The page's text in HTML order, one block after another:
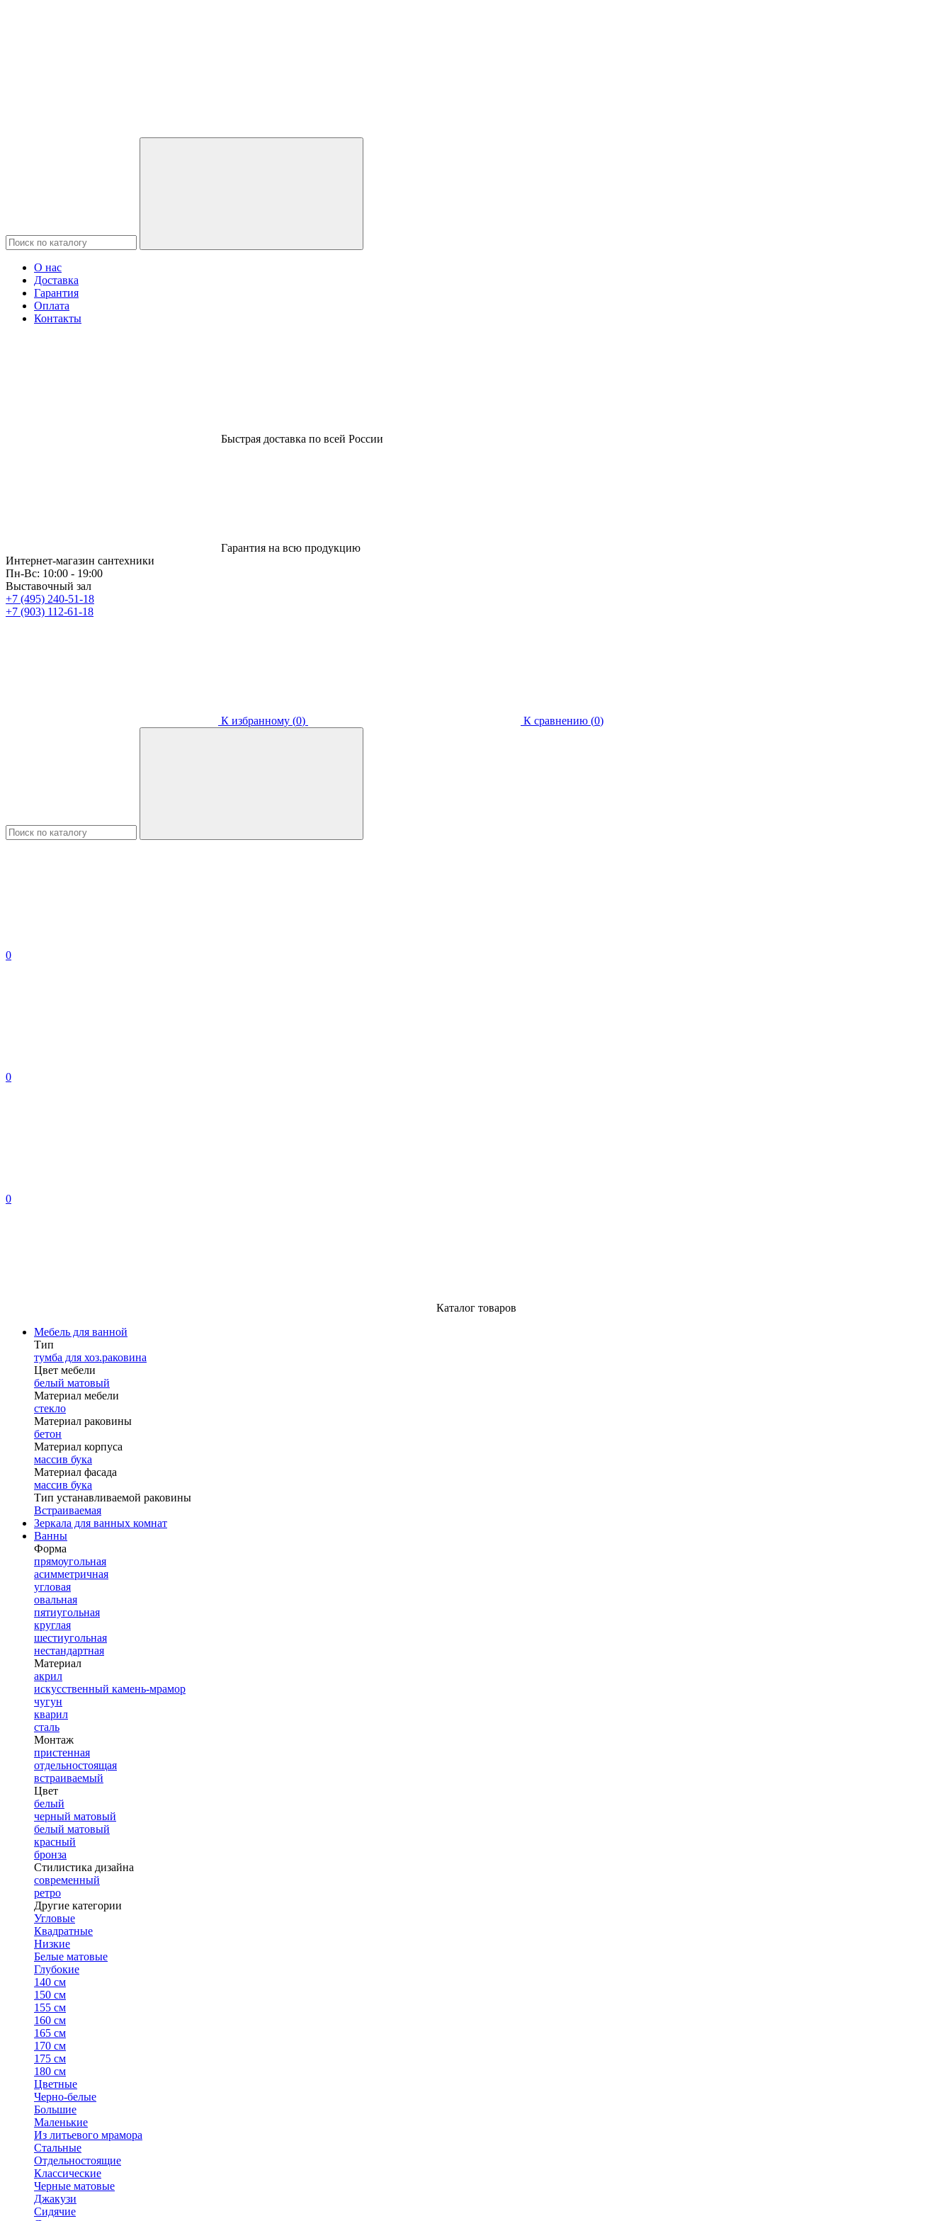
О нас
Доставка
Гарантия
Оплата
Контакты
Быстрая доставка по всей России
Гарантия на всю продукцию
Интернет-магазин сантехники
Пн-Вс: 10:00 - 19:00
Выставочный зал
+7 (495) 240-51-18
+7 (903) 112-61-18
К избранному (0) К сравнению (0)
0
0
0
Каталог товаров
Мебель для ванной
Тип
тумба для хоз.раковина
Цвет мебели
белый матовый
Материал мебели
стекло
Материал раковины
бетон
Материал корпуса
массив бука
Материал фасада
массив бука
Тип устанавливаемой раковины
Встраиваемая
Зеркала для ванных комнат
Ванны
Форма
прямоугольная
асимметричная
угловая
овальная
пятиугольная
круглая
шестиугольная
нестандартная
Материал
акрил
искусственный камень-мрамор
чугун
кварил
сталь
Монтаж
пристенная
отдельностоящая
встраиваемый
Цвет
белый
черный матовый
белый матовый
красный
бронза
Стилистика дизайна
современный
ретро
Другие категории
Угловые
Квадратные
Низкие
Белые матовые
Глубокие
140 см
150 см
155 см
160 см
165 см
170 см
175 см
180 см
Цветные
Черно-белые
Большие
Маленькие
Из литьевого мрамора
Стальные
Отдельностоящие
Классические
Черные матовые
Джакузи
Сидячие